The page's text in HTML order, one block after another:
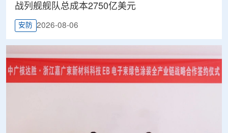
战列舰舰队总成本2750亿美元
安防 2026-08-06